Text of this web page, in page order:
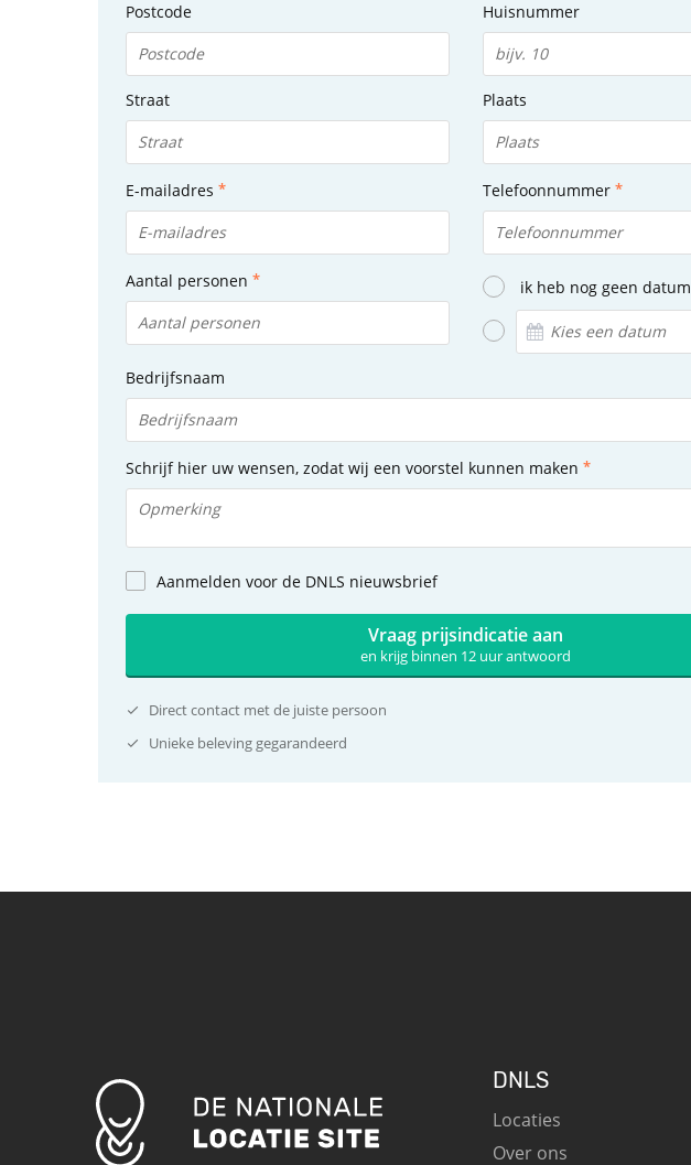
Postcode Huisnummer
Straat Plaats
E-mailadres Telefoonnummer
Aantal personen ik heb nog geen datum
Bedrijfsnaam
Schrijf hier uw wensen, zodat wij een voorstel kunnen maken
Aanmelden voor de DNLS nieuwsbrief
Vraag prijsindicatie aan
en krijg binnen 12 uur antwoord
Direct contact met de juiste persoon
Unieke beleving gegarandeerd
DNLS
Locaties
Over ons